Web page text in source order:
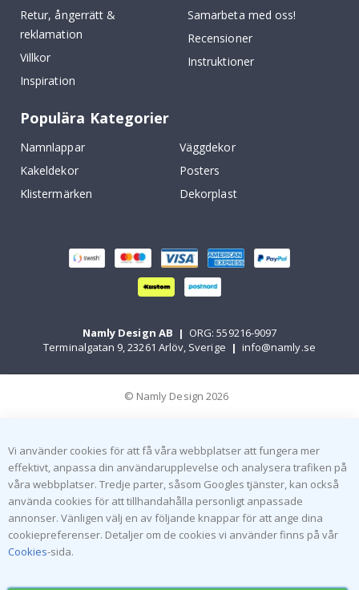
Retur, ångerrätt &
reklamation
Villkor
Inspiration
Samarbeta med oss!
Recensioner
Instruktioner
Populära Kategorier
Namnlappar
Väggdekor
Kakeldekor
Posters
Klistermärken
Dekorplast
Namly Design AB | ORG: 559216-9097
Terminalgatan 9, 23261 Arlöv, Sverige | info@namly.se
© Namly Design 2026
Vi använder cookies för att få våra webbplatser att fungera mer
effektivt, anpassa din användarupplevelse och analysera trafiken på
våra webbplatser. Tredje parter, såsom Googles tjänster, kan också
använda cookies för att tillhandahålla personligt anpassade
annonser. Vänligen välj en av följande knappar för att ange dina
cookiepreferenser. Detaljer om de cookies vi använder finns på vår
Cookies-sida.